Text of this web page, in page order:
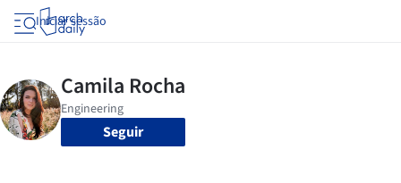
Iniciar sessão
Seguir